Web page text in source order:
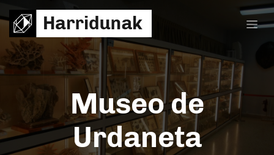
Museo de
Urdaneta